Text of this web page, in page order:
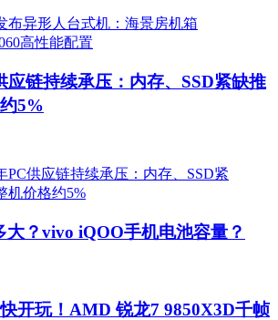
应链持续承压：内存、SSD紧缺推
5%
大？vivo iQOO手机电池容量？
开玩！AMD 锐龙7 9850X3D千帧